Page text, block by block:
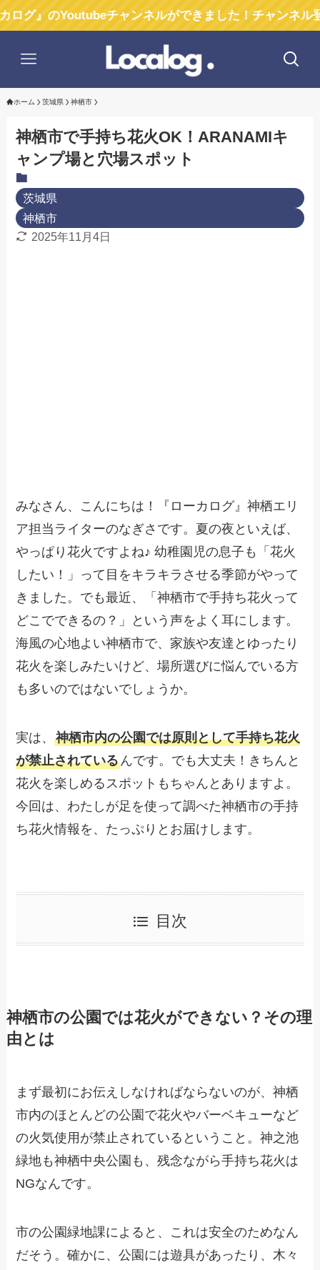
チャンネルができました！チャンネル登録お願い
ホーム 茨城県 神栖市
神栖市で手持ち花火OK！ARANAMIキ
ャンプ場と穴場スポット
茨城県
神栖市
2025年11月4日
みなさん、こんにちは！『ローカログ』神栖エリ
ア担当ライターのなぎさです。夏の夜といえば、
やっぱり花火ですよね♪ 幼稚園児の息子も「花火
したい！」って目をキラキラさせる季節がやって
きました。でも最近、「神栖市で手持ち花火って
どこでできるの？」という声をよく耳にします。
海風の心地よい神栖市で、家族や友達とゆったり
花火を楽しみたいけど、場所選びに悩んでいる方
も多いのではないでしょうか。
実は、神栖市内の公園では原則として手持ち花火
が禁止されているんです。でも大丈夫！きちんと
花火を楽しめるスポットもちゃんとありますよ。
今回は、わたしが足を使って調べた神栖市の手持
ち花火情報を、たっぷりとお届けします。
目次
神栖市の公園では花火ができない？その理
由とは
まず最初にお伝えしなければならないのが、神栖
市内のほとんどの公園で花火やバーベキューなど
の火気使用が禁止されているということ。神之池
緑地も神栖中央公園も、残念ながら手持ち花火は
NGなんです。
市の公園緑地課によると、これは安全のためなん
だそう。確かに、公園には遊具があったり、木々